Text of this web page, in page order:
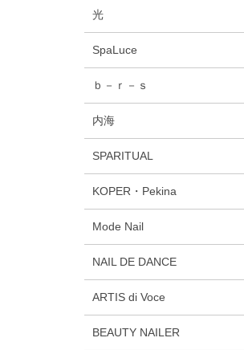
光
SpaLuce
ｂ－ｒ－ｓ
内海
SPARITUAL
KOPER・Pekina
Mode Nail
NAIL DE DANCE
ARTIS di Voce
BEAUTY NAILER